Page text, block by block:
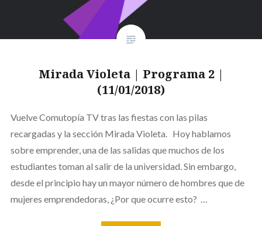
Mirada Violeta | Programa 2 |
(11/01/2018)
Vuelve Comutopía TV tras las fiestas con las pilas
recargadas y la sección Mirada Violeta. Hoy hablamos
sobre emprender, una de las salidas que muchos de los
estudiantes toman al salir de la universidad. Sin embargo,
desde el principio hay un mayor número de hombres que de
mujeres emprendedoras, ¿Por que ocurre esto? …